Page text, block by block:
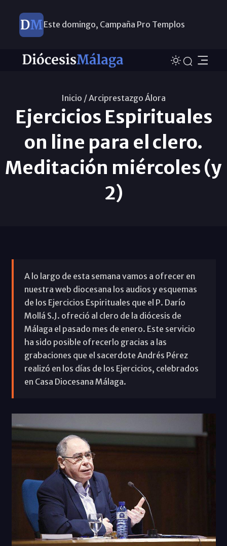
Este domingo, Campaña Pro Templos
Inicio /Arciprestazgo Álora
Ejercicios Espirituales
on line para el clero.
Meditación miércoles (y
2)
A lo largo de esta semana vamos a ofrecer en
nuestra web diocesana los audios y esquemas
de los Ejercicios Espirituales que el P. Darío
Mollá S.J. ofreció al clero de la diócesis de
Málaga el pasado mes de enero. Este servicio
ha sido posible ofrecerlo gracias a las
grabaciones que el sacerdote Andrés Pérez
realizó en los días de los Ejercicios, celebrados
en Casa Diocesana Málaga.